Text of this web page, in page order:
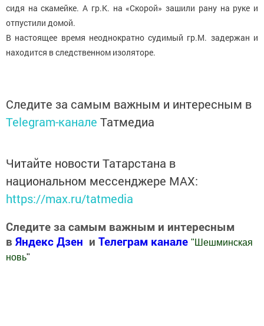
сидя на скамейке. А гр.К. на «Скорой» зашили рану на руке и
отпустили домой.
В настоящее время неоднократно судимый гр.М. задержан и
находится в следственном изоляторе.
Следите за самым важным и интересным в
Telegram-канале Татмедиа
Читайте новости Татарстана в
национальном мессенджере MАХ:
https://max.ru/tatmedia
Следите за самым важным и интересным
в Яндекс Дзен и Телеграм канале " Шешминская
новь"